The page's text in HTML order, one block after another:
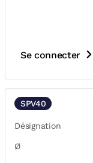
Se connecter
SPV40
Désignation
Ø